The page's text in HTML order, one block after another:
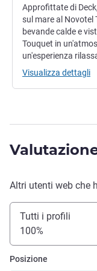
Approfittate di
sul mare al Novotel
bevande calde e
Touquet in
un'esperienza
Visualizza dettagli
Altri utenti web che
Tutti i profili
100%
Posizione